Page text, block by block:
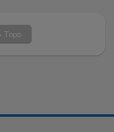
Topo